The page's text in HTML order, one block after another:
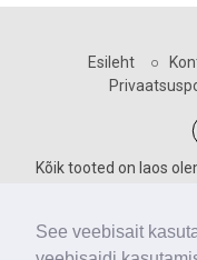
See veebisait
Esileht○
Kõik tooted on laos
Sooduskoodid